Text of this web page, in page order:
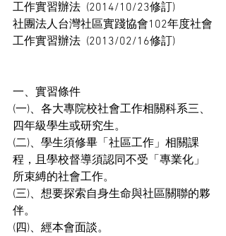
工作實習辦法  (2014/10/23修訂)
社團法人台灣社區實踐協會102年度社會
工作實習辦法  (2013/02/16修訂)
一、實習條件
(一)、各大專院校社會工作相關科系三、
四年級學生或研究生。
(二)、學生須修畢「社區工作」相關課
程，且學校督導須認同不受「專業化」
所束縛的社會工作。
(三)、想要探索自身生命與社區關聯的夥
伴。
(四)、經本會面談。